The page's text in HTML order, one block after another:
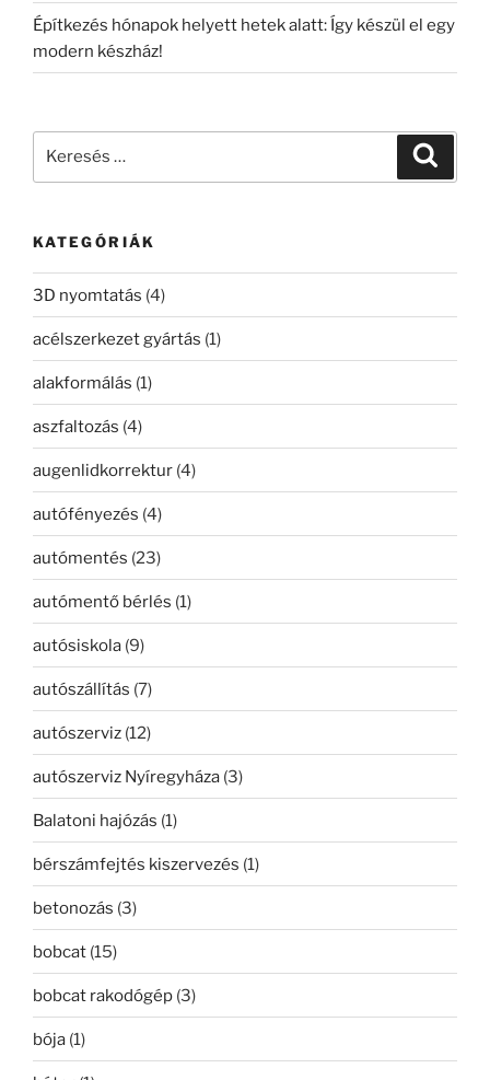
Építkezés hónapok helyett hetek alatt: Így készül el egy
modern készház!
KATEGÓRIÁK
3D nyomtatás (4)
acélszerkezet gyártás (1)
alakformálás (1)
aszfaltozás (4)
augenlidkorrektur (4)
autófényezés (4)
autómentés (23)
autómentő bérlés (1)
autósiskola (9)
autószállítás (7)
autószerviz (12)
autószerviz Nyíregyháza (3)
Balatoni hajózás (1)
bérszámfejtés kiszervezés (1)
betonozás (3)
bobcat (15)
bobcat rakodógép (3)
bója (1)